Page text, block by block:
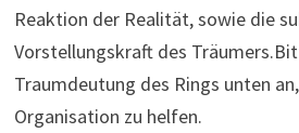
Reaktion der Realität, sowie die
Vorstellungskraft des
Traumdeutung des Rings unten
Organisation zu helfen.